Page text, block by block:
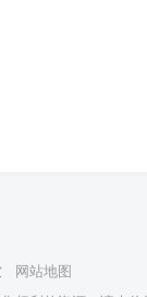
网站地图